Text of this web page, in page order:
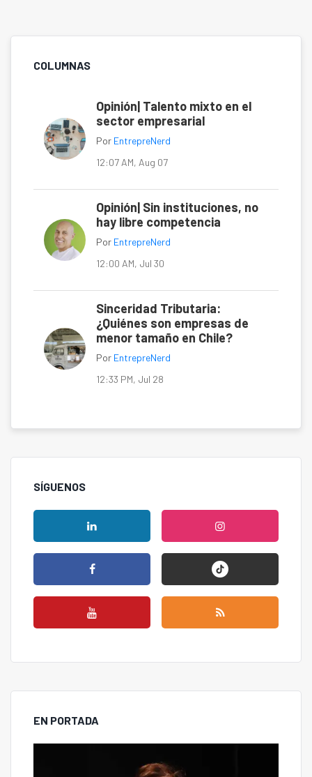
COLUMNAS
Opinión| Talento mixto en el
sector empresarial
Por EntrepreNerd
12:07 AM, Aug 07
Opinión| Sin instituciones, no
hay libre competencia
Por EntrepreNerd
12:00 AM, Jul 30
Sinceridad Tributaria:
¿Quiénes son empresas de
menor tamaño en Chile?
Por EntrepreNerd
12:33 PM, Jul 28
SÍGUENOS
EN PORTADA